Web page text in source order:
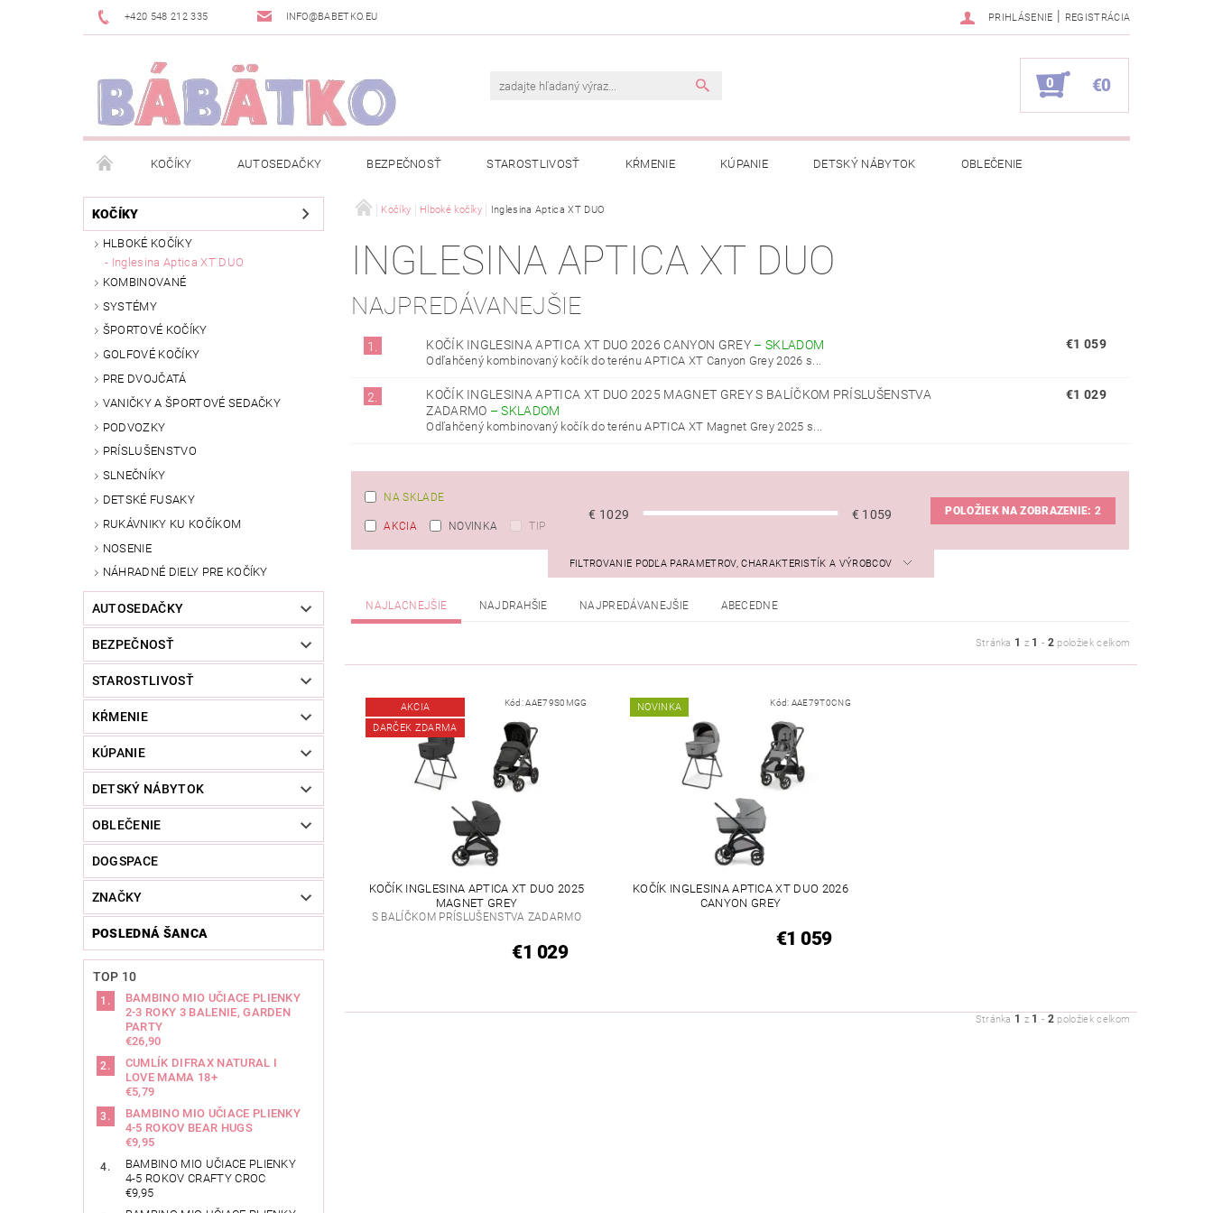
+420 548 212 335 INFO@BABETKO.EU PRIHLÁSENIE | REGISTRÁCIA
0 €0
KOČÍKY AUTOSEDAČKY BEZPEČNOSŤ STAROSTLIVOSŤ KŔMENIE KÚPANIE DETSKÝ NÁBYTOK OBLEČENIE
DOGSPACE POSLEDNÁ ŠANCA OBCHODNÉ PODMIENKY
NOVINKY NEWSLETTERY MOJA OBJEDNÁVKA
KOČÍKY
HLBOKÉ KOČÍKY
Inglesina Aptica XT DUO
KOMBINOVANÉ
SYSTÉMY
ŠPORTOVÉ KOČÍKY
GOLFOVÉ KOČÍKY
PRE DVOJČATÁ
VANIČKY A ŠPORTOVÉ SEDAČKY
PODVOZKY
PRÍSLUŠENSTVO
SLNEČNÍKY
DETSKÉ FUSAKY
RUKÁVNIKY KU KOČÍKOM
NOSENIE
NÁHRADNÉ DIELY PRE KOČÍKY
AUTOSEDAČKY
BEZPEČNOSŤ
STAROSTLIVOSŤ
KŔMENIE
KÚPANIE
DETSKÝ NÁBYTOK
OBLEČENIE
DOGSPACE
ZNAČKY
POSLEDNÁ ŠANCA
TOP 10
BAMBINO MIO UČIACE PLIENKY
2-3 ROKY 3 BALENIE, GARDEN
PARTY
€26,90
CUMLÍK DIFRAX NATURAL I
LOVE MAMA 18+
€5,79
BAMBINO MIO UČIACE PLIENKY
4-5 ROKOV BEAR HUGS
€9,95
BAMBINO MIO UČIACE PLIENKY
4-5 ROKOV CRAFTY CROC
€9,95
Kočíky Hlboké kočíky Inglesina Aptica XT DUO
INGLESINA APTICA XT DUO
NAJPREDÁVANEJŠIE
1. KOČÍK INGLESINA APTICA XT DUO 2026 CANYON GREY – SKLADOM
Odľahčený kombinovaný kočík do terénu APTICA XT Canyon Grey 2026 s...
€1 059
2.
KOČÍK INGLESINA APTICA XT DUO 2025 MAGNET GREY S BALÍČKOM PRÍSLUŠENSTVA
ZADARMO –SKLADOM
Odľahčený kombinovaný kočík do terénu APTICA XT Magnet Grey 2025 s...
€1 029
NA SKLADE
AKCIA NOVINKA TIP
€ 1029 € 1059 POLOŽIEK NA ZOBRAZENIE:2
FILTROVANIE PODĽA PARAMETROV, CHARAKTERISTÍK A VÝROBCOV
NAJLACNEJŠIE NAJDRAHŠIE NAJPREDÁVANEJŠIE ABECEDNE
Stránka 1 z 1 - 2 položiek celkom
AKCIA
DARČEK ZDARMA
Kód:AAE79S0MGG
KOČÍK INGLESINA APTICA XT DUO 2025
MAGNET GREY
S BALÍČKOM PRÍSLUŠENSTVA ZADARMO
€1 029
NOVINKA Kód: AAE79T0CNG
KOČÍK INGLESINA APTICA XT DUO 2026
CANYON GREY
€1 059
Stránka 1 z 1 - 2 položiek celkom